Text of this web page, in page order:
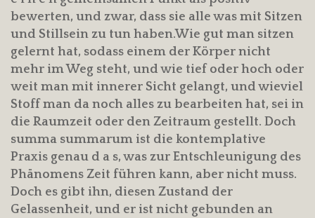
bewerten, und zwar, dass sie alle was mit Sitzen
und Stillsein zu tun haben.Wie gut man sitzen
gelernt hat, sodass einem der Körper nicht
mehr im Weg steht, und wie tief oder hoch oder
weit man mit innerer Sicht gelangt, und wieviel
Stoff man da noch alles zu bearbeiten hat, sei in
die Raumzeit oder den Zeitraum gestellt. Doch
summa summarum ist die kontemplative
Praxis genau d a s, was zur Entschleunigung des
Phänomens Zeit führen kann, aber nicht muss.
Doch es gibt ihn, diesen Zustand der
Gelassenheit, und er ist nicht gebunden an